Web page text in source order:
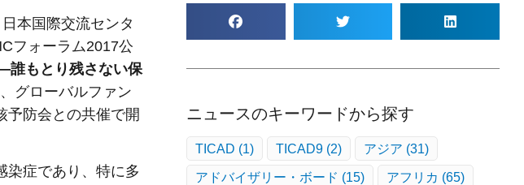
本国際交流センタ
フォーラム2017公
誰もとり残さない保
グローバルファン
予防会との共催で開
染症であり、特に多
ニュースのキーワードから探す
TICAD (1) TICAD9(2) アジア (31)
アドバイザリー・ボード (15) アフリカ (65)